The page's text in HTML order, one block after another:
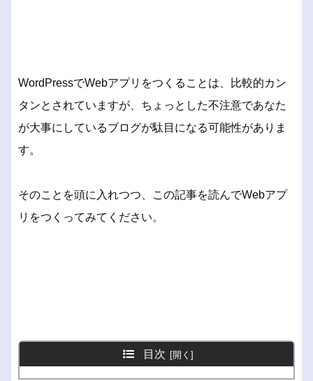
WordPressでWebアプリをつくることは、比較的カン
タンとされていますが、ちょっとした不注意であなた
が大事にしているブログが駄目になる可能性がありま
す。
そのことを頭に入れつつ、この記事を読んでWebアプ
リをつくってみてください。
目次